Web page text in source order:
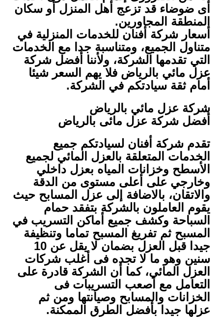
أى ضوضاء قد تزعج أهل المنزل أو سكان
المنطقة المجاورين.
أسعار شركة أفنان للخدمات المنزلية في
متناول الجميع، ومتناسبة جدا مع الخدمات
التي تقدمها الشركة، ولأننا أفضل شركة
عزل مائي بالرياض فلا يهم السعر شيئا
أمام ثقة سيادتكم في الشركة.
شركة عزل مائي بالرياض
أفضل شركة عزل مائى بالرياض
تقدم شركة أفنان لسيادتكم جميع
الخدمات المتعلقة بالعزل المائي لجميع
الأسطح وخزانات المياه بعزل داخلي
وخارجي على أعلى مستوى من الدقة
والاتقان، بالاضافة إلى عزل المسابح حيث
يقوم العاملون بالشركة بتفقد حمام
السباحة وكشف جميع أماكن التسريب في
المسبح ثم تفريغ المسبح تماما وتنظيفة
جيدا قبل العزل بضمان لا يقل عن 10
سنين وهو ما لا تجده فى أغلب شركات
العزل المائي، كما أن الشركة قادرة على
التعامل مع أصعب التسريبات فى
الخزانات والمسابح وصيانتها ومن ثم
عزلها جيدا بأفضل الطرق الممكنة.